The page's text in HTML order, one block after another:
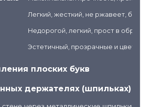
Легкий, жесткий, не ржавеет,
Недорогой, легкий, прост в
Эстетичный, прозрачные и
плоских букв
держателях (шпильках)